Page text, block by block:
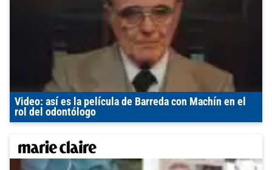
Video: así es la película de Barreda con Machín en el
rol del odontólogo